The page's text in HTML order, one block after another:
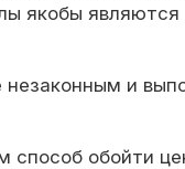
якобы
и
обойти